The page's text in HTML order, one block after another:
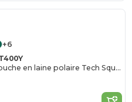
+6
Pullover à capuche en laine polaire Tech Squad pour les jeunes